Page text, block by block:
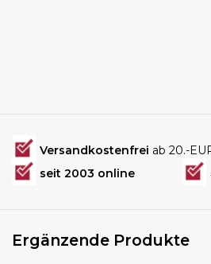
Versandkostenfrei ab 20.-
seit 2003 online
Ergänzende Produkte